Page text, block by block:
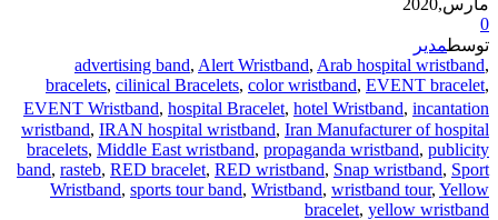
0
توسطمدیر
advertising band, Alert Wristband, Arab hospital wristband,
bracelets, cilinical Bracelets, color wristband, EVENT bracelet,
ٍEVENT Wristband, hospital Bracelet, hotel Wristband, incantation
wristband, IRAN hospital wristband, Iran Manufacturer of hospital
bracelets, Middle East wristband, propaganda wristband, publicity
band, rasteb, RED bracelet, RED wristband, Snap wristband, Sport
Wristband, sports tour band, Wristband, wristband tour, Yellow
bracelet, yellow wristband